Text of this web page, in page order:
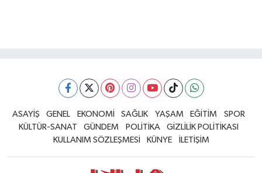
ASAYİŞ GENEL EKONOMİ SAĞLIK YAŞAM EĞİTİM
SPOR
KÜLTÜR-SANAT
GÜNDEM POLİTİKA
GİZLİLİK POLİTİKASI
KULLANIM SÖZLEŞMESİ
KÜNYE İLETİŞİM